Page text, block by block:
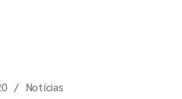
Notícias